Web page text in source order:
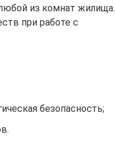
из комнат жилища.
при работе с
безопасность;